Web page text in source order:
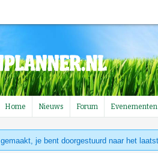
Home Nieuws Forum Evenementen
je bent doorgestuurd naar het